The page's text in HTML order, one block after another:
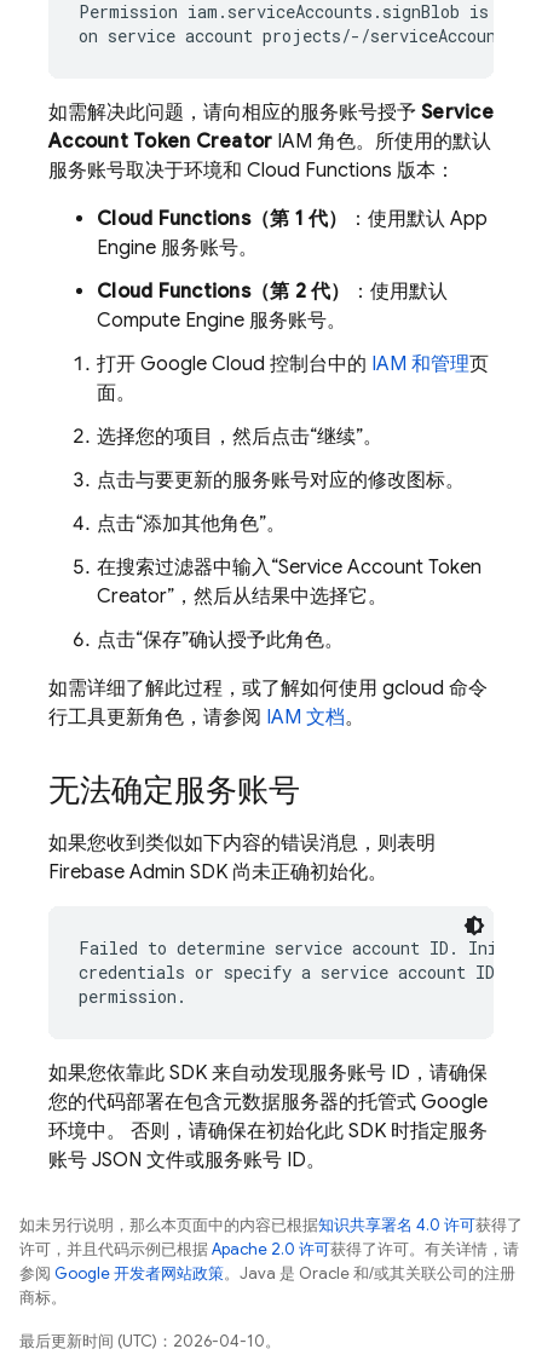
Permission iam.serviceAccounts.signBlob is
如需解决此问题，请向相应的服务账号授予 Service
Account Token Creator IAM 角色。所使用的默认
服务账号取决于环境和 Cloud Functions 版本：
Cloud Functions（第 1 代）
：使用默认 App
Engine 服务账号。
Cloud Functions（第 2 代）
：使用默认
Compute Engine 服务账号。
打开 Google Cloud 控制台中的 IAM 和管理页
面。
选择您的项目，然后点击“继续”。
点击与要更新的服务账号对应的修改图标。
点击“添加其他角色”。
在搜索过滤器中输入“Service Account Token
Creator”，然后从结果中选择它。
点击“保存”确认授予此角色。
如需详细了解此过程，或了解如何使用 gcloud 命令
行工具更新角色，请参阅 IAM 文档。
无法确定服务账号
如果您收到类似如下内容的错误消息，则表明
Firebase Admin SDK 尚未正确初始化。
Failed to determine service account ID.
credentials or specify a service account ID with
如果您依靠此 SDK 来自动发现服务账号 ID，请确保
您的代码部署在包含元数据服务器的托管式 Google
环境中。 否则，请确保在初始化此 SDK 时指定服务
账号 JSON 文件或服务账号 ID。
如未另行说明，那么本页面中的内容已根据知识共享署名 4.0 许可获得了
许可，并且代码示例已根据Apache 2.0 许可获得了许可。有关详情，请
参阅 Google 开发者网站政策。Java 是 Oracle 和/或其关联公司的注册
商标。
最后更新时间 (UTC)：2026-04-10。